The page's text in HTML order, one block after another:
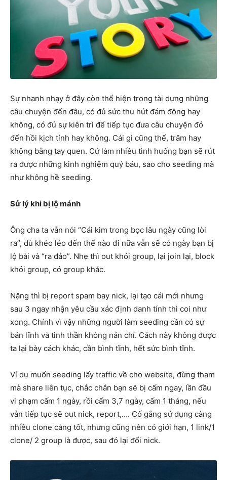
Sự nhanh nhạy ở đây còn thể hiện trong tài dựng những
câu chuyện đến đâu, có đủ sức thu hút đám đông hay
không, có đủ sự kiên trì để tiếp tục đưa câu chuyện đó
đến hồi kịch tính hay không. Cái gì cũng thế, trăm hay
không bằng tay quen. Cứ làm nhiều tình huống bạn sẽ rút
ra được những kinh nghiệm quý báu, sao cho seeding mà
như không hề seeding.
Sử lý khi bị lộ mánh
Ông cha ta vẫn nói “Cái kim trong bọc lâu ngày cũng lòi
ra”, dù khéo léo đến thế nào đi nữa vẫn sẽ có ngày bạn bị
lộ bài và “ra đảo”. Nhẹ thì out khỏi group, lại join lại, block
khỏi group, có group khác.
Nặng thì bị report spam bay nick, lại tạo cái mới nhưng
sau 3 ngay nhận yêu cầu xác định danh tính thì coi như
xong. Chính vì vậy những người làm seeding cần có sự
bản lĩnh và tinh thần không nản chí. Cách này không được
ta lại bày cách khác, cần bình tĩnh, hết sức bình tĩnh.
Ví dụ muốn seeding lấy traffic về cho website, đừng tham
mà share liên tục, chắc chắn bạn sẽ bị cấm ngay, lần đầu
vi phạm cấm 1 ngày, rồi cấm 3,7 ngày, cấm 1 tháng, nếu
vẫn tiếp tục sẽ out nick, report,…. Cố gắng sử dụng càng
nhiều clone càng tốt, nhưng cũng nên có giới hạn, 1 link/1
clone/ 2 group là được, sau đó lại đổi nick.